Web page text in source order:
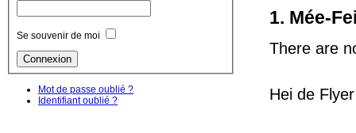
Se souvenir de moi
Mot de passe oublié ?
Identifiant oublié ?
1. Mée-
There are
Hei de